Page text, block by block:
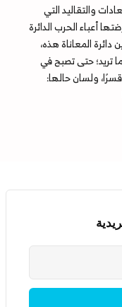
والتقاليد التي
أعباء الحرب الدائرة
جائحة كوفيد19، وبين دائرة المعاناة هذه،
تريد؛ حتى تصبح في
ولسان حالها: